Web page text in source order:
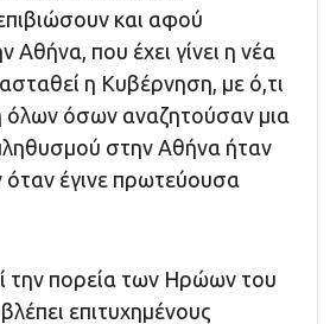
και αφού
που έχει γίνει η νέα
η Κυβέρνηση, με ό,τι
όσων αναζητούσαν μια
στην Αθήνα ήταν
όταν έγινε πρωτεύουσα
την πορεία των Ηρώων του
επιτυχημένους